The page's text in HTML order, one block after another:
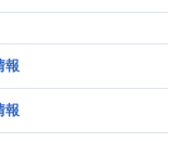
報
報